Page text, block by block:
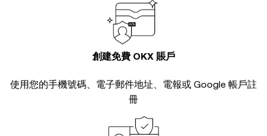
創建免費 OKX 賬戶
使用您的手機號碼、電子郵件地址、電報或 Google 帳戶註
冊